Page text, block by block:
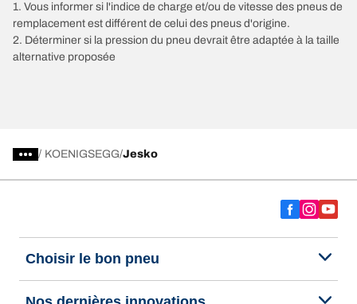
1. Vous informer si l'indice de charge et/ou de vitesse des pneus de
remplacement est différent de celui des pneus d'origine.
2. Déterminer si la pression du pneu devrait être adaptée à la taille
alternative proposée
/ KOENIGSEGG Jesko
Choisir le bon pneu